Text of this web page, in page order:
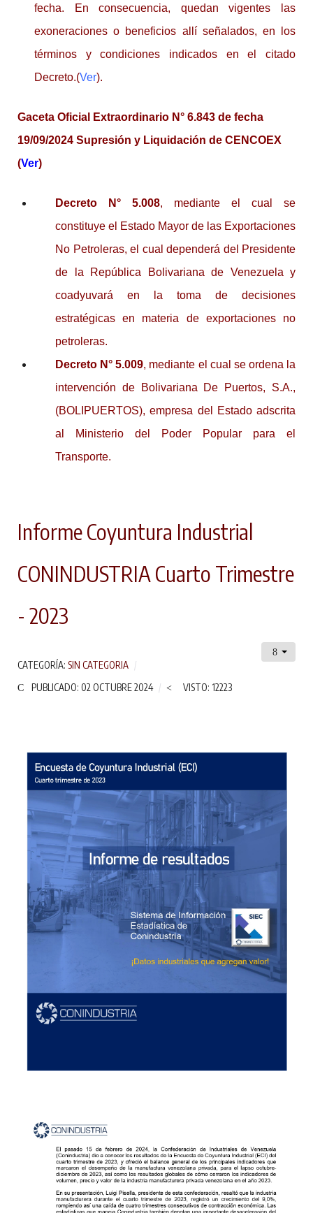
fecha. En consecuencia, quedan vigentes las
exoneraciones o beneficios allí señalados, en los
términos y condiciones indicados en el citado
Decreto.(Ver).
Gaceta Oficial Extraordinario N° 6.843 de fecha
19/09/2024 Supresión y Liquidación de CENCOEX
(Ver)
Decreto N° 5.008, mediante el cual se
constituye el Estado Mayor de las Exportaciones
No Petroleras, el cual dependerá del Presidente
de la República Bolivariana de Venezuela y
coadyuvará en la toma de decisiones
estratégicas en materia de exportaciones no
petroleras.
Decreto N° 5.009, mediante el cual se ordena la
intervención de Bolivariana De Puertos, S.A.,
(BOLIPUERTOS), empresa del Estado adscrita
al Ministerio del Poder Popular para el
Transporte.
Informe Coyuntura Industrial
CONINDUSTRIA Cuarto Trimestre
- 2023
CATEGORÍA: SIN CATEGORIA
PUBLICADO: 02 OCTUBRE 2024
VISTO: 12223